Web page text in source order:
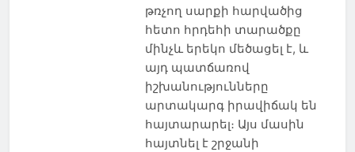
թռչող սարքի հարվածից
հետո հրդեհի տարածքը
մինչև երեկո մեծացել է, և
այդ պատճառով
իշխանությունները
արտակարգ իրավիճակ են
հայտարարել։ Այս մասին
հայտնել է շրջանի